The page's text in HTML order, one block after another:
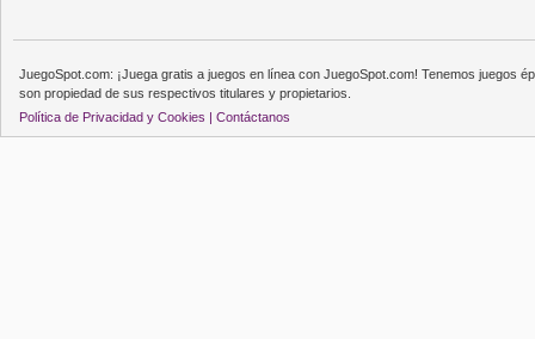
JuegoSpot.com: ¡Juega gratis a juegos en línea con JuegoSpot.com! Tenemos juegos
son propiedad de sus respectivos titulares y propietarios.
Política de Privacidad y Cookies | Contáctanos